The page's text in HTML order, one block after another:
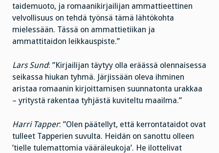
taidemuoto, ja romaanikirjailijan ammattieettinen
velvollisuus on tehdä työnsä tämä lähtökohta
mielessään. Tässä on ammattietiikan ja
ammattitaidon leikkauspiste.”
Lars Sund: ”Kirjailijan täytyy olla eräässä olennaisessa
seikassa hiukan tyhmä. Järjissään oleva ihminen
aristaa romaanin kirjoittamisen suunnatonta urakkaa
– yritystä rakentaa tyhjästä kuviteltu maailma.”
Harri Tapper: ”Olen päätellyt, että kerrontataidot ovat
tulleet Tapperien suvulta. Heidän on sanottu olleen
’tielle tulemattomia vääräleukoja’. He ilottelivat